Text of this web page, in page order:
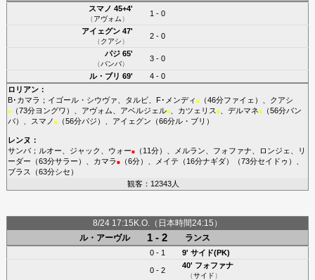
スマノ 45+4'
（アヴォム）
1 - 0
アイェグン47'
（クアシ）
2 - 0
パジ65'
（バンバ）
3 - 0
ル・ブリ 69'
4 - 0
ロリアン：
B･カマラ ； イゴール・シウヴァ タルビ、 F･メンディ ■（46分ファイェ ）、 クアシ
■（73分ヨングワ ）、 アヴォム アベルジェル■、 カツェリス ■、 デルマネ■（56分バン
バ）、 スマノ ■（56分パジ ）、 アイェグン （66分ル・ブリ ）
レンヌ ：
サンバ； ルオー ジャック ウォー■（11分）、 メルラン フォファナ ロンジェ
リ
ーダー （63分サラー ）、 カマラ ■（6分）、 メイテ （16分ナギダ）（73分セイドゥ ）、
ブラス
（63分シセ ）
観客：12343人
8/24 17:15K.O.（日本時間24:15）
ル・アーヴル
1 - 2 ランス
0 - 1 9' サイド(PK)
0 - 2
40' フォファナ
（サイド）